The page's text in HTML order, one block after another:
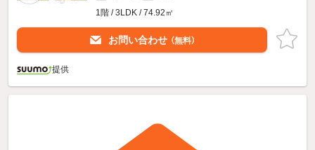
1階 / 3LDK / 74.92㎡
お問い合わせ （無料）
提供